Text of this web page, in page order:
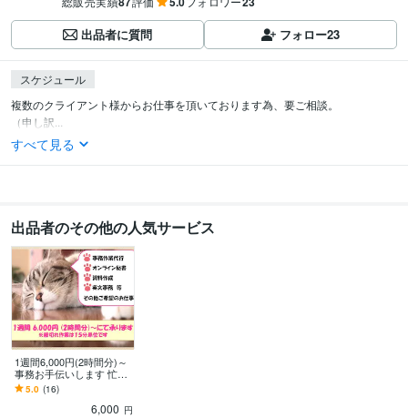
出品者に質問 フォロー23
スケジュール
複数のクライアント様からお仕事を頂いております為、要ご相談。
（申し訳...
すべて見る
出品者のその他の人気サービス
1週間6,000円(2時間分)～
事務お手伝いします 忙し
いあなたを事務・秘書と
してサポートいたします
5.0 (16)
6,000 円